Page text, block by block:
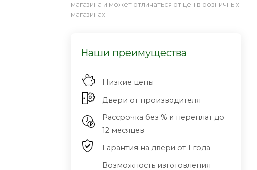
магазина и может отличаться от цен в розничных
магазинах
Наши преимущества
Низкие цены
Двери от производителя
Рассрочка без % и переплат до
12 месяцев
Гарантия на двери от 1 года
Возможность изготовления